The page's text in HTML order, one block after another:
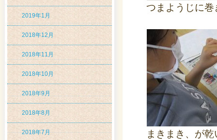
2019年1月
2018年12月
2018年11月
2018年10月
2018年9月
2018年8月
2018年7月
つまようじに
まきまき、が